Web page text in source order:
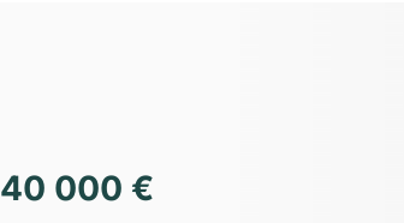
40 000 €